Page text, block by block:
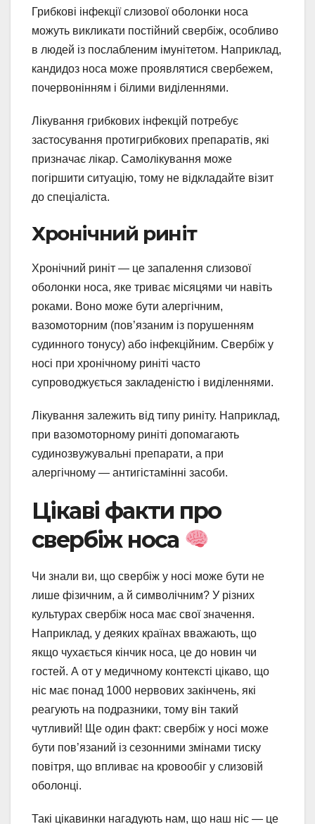
Грибкові інфекції слизової оболонки носа
можуть викликати постійний свербіж, особливо
в людей із послабленим імунітетом. Наприклад,
кандидоз носа може проявлятися свербежем,
почервонінням і білими виділеннями.
Лікування грибкових інфекцій потребує
застосування протигрибкових препаратів, які
призначає лікар. Самолікування може
погіршити ситуацію, тому не відкладайте візит
до спеціаліста.
Хронічний риніт
Хронічний риніт — це запалення слизової
оболонки носа, яке триває місяцями чи навіть
роками. Воно може бути алергічним,
вазомоторним (пов’язаним із порушенням
судинного тонусу) або інфекційним. Свербіж у
носі при хронічному риніті часто
супроводжується закладеністю і виділеннями.
Лікування залежить від типу риніту. Наприклад,
при вазомоторному риніті допомагають
судинозвужувальні препарати, а при
алергічному — антигістамінні засоби.
Цікаві факти про
свербіж носа
Чи знали ви, що свербіж у носі може бути не
лише фізичним, а й символічним? У різних
культурах свербіж носа має свої значення.
Наприклад, у деяких країнах вважають, що
якщо чухається кінчик носа, це до новин чи
гостей. А от у медичному контексті цікаво, що
ніс має понад 1000 нервових закінчень, які
реагують на подразники, тому він такий
чутливий! Ще один факт: свербіж у носі може
бути пов’язаний із сезонними змінами тиску
повітря, що впливає на кровообіг у слизовій
оболонці.
Такі цікавинки нагадують нам, що наш ніс — це